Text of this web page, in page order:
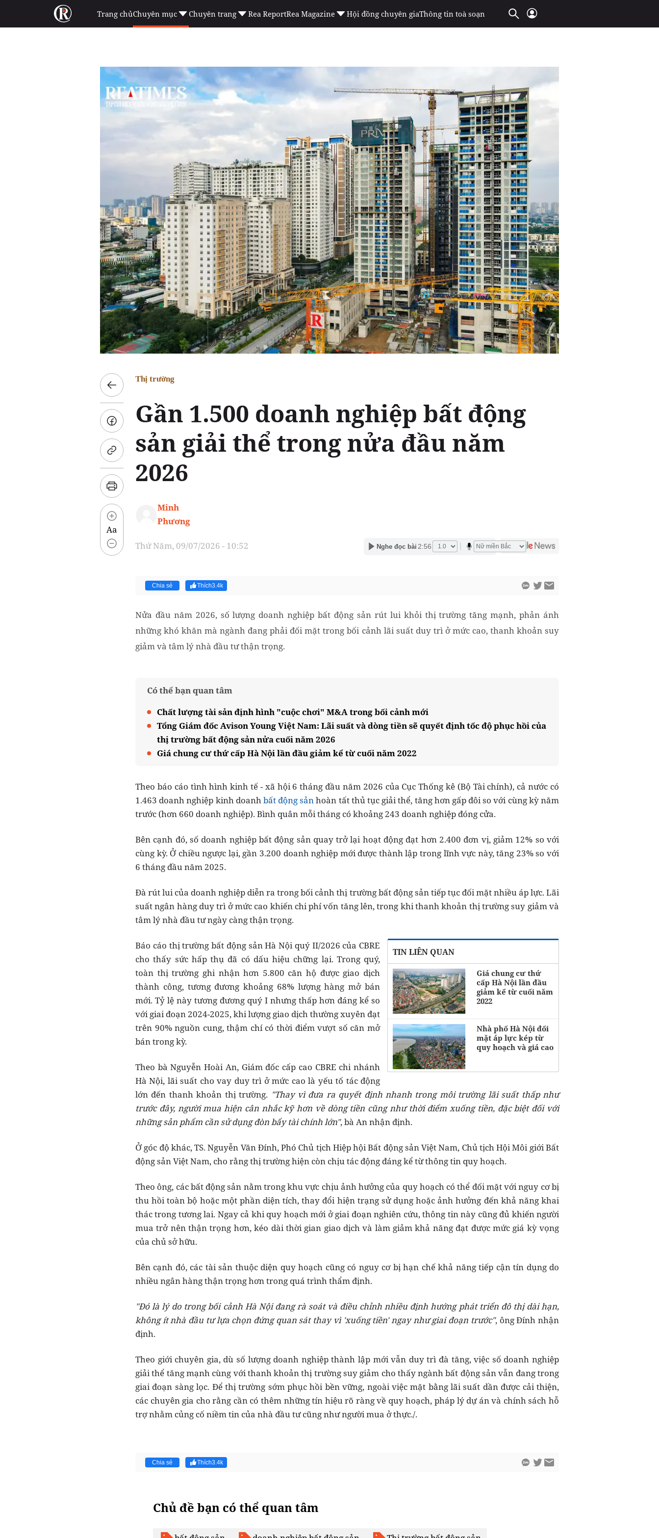
Trang chủChuyên mục Chuyên trang Rea ReportRea Magazine Hội đồng chuyên giaThông tin toà soạn
Aa
Thị trường
Gần 1.500 doanh nghiệp bất động
sản giải thể trong nửa đầu năm
2026
Minh
Phương
Thứ Năm, 09/07/2026 - 10:52 Nghe đọc bài 2:56
Chia sẻ Thích3.4k
Nửa đầu năm 2026, số lượng doanh nghiệp bất động sản rút lui khỏi thị trường tăng mạnh, phản ánh
những khó khăn mà ngành đang phải đối mặt trong bối cảnh lãi suất duy trì ở mức cao, thanh khoản suy
giảm và tâm lý nhà đầu tư thận trọng.
Có thể bạn quan tâm
Chất lượng tài sản định hình "cuộc chơi" M&A trong bối cảnh mới
Tổng Giám đốc Avison Young Việt Nam: Lãi suất và dòng tiền sẽ quyết định tốc độ phục hồi của
thị trường bất động sản nửa cuối năm 2026
Giá chung cư thứ cấp Hà Nội lần đầu giảm kể từ cuối năm 2022
Theo báo cáo tình hình kinh tế - xã hội 6 tháng đầu năm 2026 của Cục Thống kê (Bộ Tài chính), cả nước có
1.463 doanh nghiệp kinh doanh bất động sản hoàn tất thủ tục giải thể, tăng hơn gấp đôi so với cùng kỳ năm
trước (hơn 660 doanh nghiệp). Bình quân mỗi tháng có khoảng 243 doanh nghiệp đóng cửa.
Bên cạnh đó, số doanh nghiệp bất động sản quay trở lại hoạt động đạt hơn 2.400 đơn vị, giảm 12% so với
cùng kỳ. Ở chiều ngược lại, gần 3.200 doanh nghiệp mới được thành lập trong lĩnh vực này, tăng 23% so với
6 tháng đầu năm 2025.
Đà rút lui của doanh nghiệp diễn ra trong bối cảnh thị trường bất động sản tiếp tục đối mặt nhiều áp lực. Lãi
suất ngân hàng duy trì ở mức cao khiến chi phí vốn tăng lên, trong khi thanh khoản thị trường suy giảm và
tâm lý nhà đầu tư ngày càng thận trọng.
TIN LIÊN QUAN
Giá chung cư thứ
cấp Hà Nội lần đầu
giảm kể từ cuối năm
2022
Nhà phố Hà Nội đối
mặt áp lực kép từ
quy hoạch và giá cao
Báo cáo thị trường bất động sản Hà Nội quý II/2026 của CBRE
cho thấy sức hấp thụ đã có dấu hiệu chững lại. Trong quý,
toàn thị trường ghi nhận hơn 5.800 căn hộ được giao dịch
thành công, tương đương khoảng 68% lượng hàng mở bán
mới. Tỷ lệ này tương đương quý I nhưng thấp hơn đáng kể so
với giai đoạn 2024-2025, khi lượng giao dịch thường xuyên đạt
trên 90% nguồn cung, thậm chí có thời điểm vượt số căn mở
bán trong kỳ.
Theo bà Nguyễn Hoài An, Giám đốc cấp cao CBRE chi nhánh
Hà Nội, lãi suất cho vay duy trì ở mức cao là yếu tố tác động
lớn đến thanh khoản thị trường. "Thay vì đưa ra quyết định nhanh trong môi trường lãi suất thấp như
trước đây, người mua hiện cân nhắc kỹ hơn về dòng tiền cũng như thời điểm xuống tiền, đặc biệt đối với
những sản phẩm cần sử dụng đòn bẩy tài chính lớn", bà An nhận định.
Ở góc độ khác, TS. Nguyễn Văn Đính, Phó Chủ tịch Hiệp hội Bất động sản Việt Nam, Chủ tịch Hội Môi giới Bất
động sản Việt Nam, cho rằng thị trường hiện còn chịu tác động đáng kể từ thông tin quy hoạch.
Theo ông, các bất động sản nằm trong khu vực chịu ảnh hưởng của quy hoạch có thể đối mặt với nguy cơ bị
thu hồi toàn bộ hoặc một phần diện tích, thay đổi hiện trạng sử dụng hoặc ảnh hưởng đến khả năng khai
thác trong tương lai. Ngay cả khi quy hoạch mới ở giai đoạn nghiên cứu, thông tin này cũng đủ khiến người
mua trở nên thận trọng hơn, kéo dài thời gian giao dịch và làm giảm khả năng đạt được mức giá kỳ vọng
của chủ sở hữu.
Bên cạnh đó, các tài sản thuộc diện quy hoạch cũng có nguy cơ bị hạn chế khả năng tiếp cận tín dụng do
nhiều ngân hàng thận trọng hơn trong quá trình thẩm định.
"Đó là lý do trong bối cảnh Hà Nội đang rà soát và điều chỉnh nhiều định hướng phát triển đô thị dài hạn,
không ít nhà đầu tư lựa chọn đứng quan sát thay vì 'xuống tiền' ngay như giai đoạn trước", ông Đính nhận
định.
Theo giới chuyên gia, dù số lượng doanh nghiệp thành lập mới vẫn duy trì đà tăng, việc số doanh nghiệp
giải thể tăng mạnh cùng với thanh khoản thị trường suy giảm cho thấy ngành bất động sản vẫn đang trong
giai đoạn sàng lọc. Để thị trường sớm phục hồi bền vững, ngoài việc mặt bằng lãi suất dần được cải thiện,
các chuyên gia cho rằng cần có thêm những tín hiệu rõ ràng về quy hoạch, pháp lý dự án và chính sách hỗ
trợ nhằm củng cố niềm tin của nhà đầu tư cũng như người mua ở thực./.
Chia sẻ Thích3.4k
Chủ đề bạn có thể quan tâm